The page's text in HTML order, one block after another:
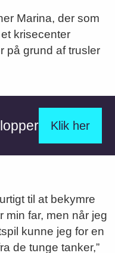
Marina, der som
krisecenter
på grund af trusler
Klik her
til at bekymre
min far, men når jeg
kunne jeg for en
de tunge tanker,”